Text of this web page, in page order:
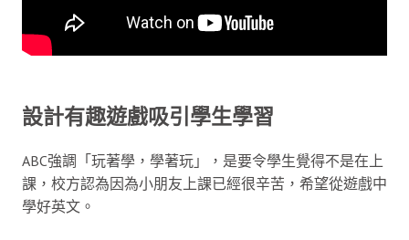
設計有趣遊戲吸引學生學習
ABC強調「玩著學，學著玩」，是要令學生覺得不是在上
課，校方認為因為小朋友上課已經很辛苦，希望從遊戲中
學好英文。